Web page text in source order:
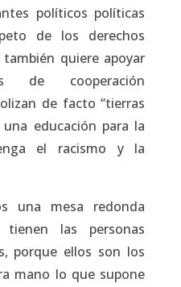
políticos políticas
de los derechos
quiere apoyar
de cooperación
de facto “tierras
educación para la
el racismo y la
una mesa redonda
las personas
porque ellos son los
mano lo que supone